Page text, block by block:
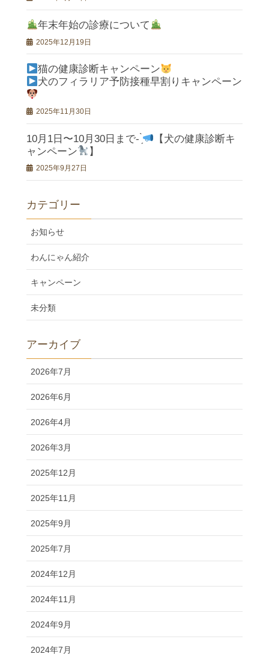
年末年始の診療について
2025年12月19日
猫の健康診断キャンペーン
犬のフィラリア予防接種早割りキャンペーン
2025年11月30日
10月1日〜10月30日まで- ̗̀
【犬の健康診断キ
ャンペーン
】
2025年9月27日
カテゴリー
お知らせ
わんにゃん紹介
キャンペーン
未分類
アーカイブ
2026年7月
2026年6月
2026年4月
2026年3月
2025年12月
2025年11月
2025年9月
2025年7月
2024年12月
2024年11月
2024年9月
2024年7月